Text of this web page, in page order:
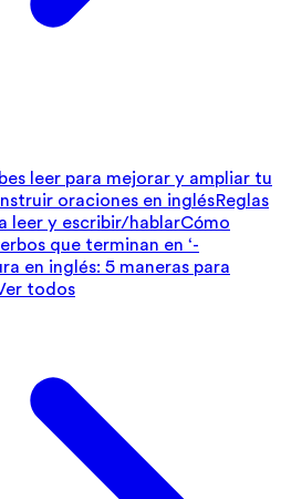
leer para mejorar y ampliar tu
oraciones en inglésReglas
leer y escribir/hablarCómo
que terminan en ‘-
en inglés: 5 maneras para
todos